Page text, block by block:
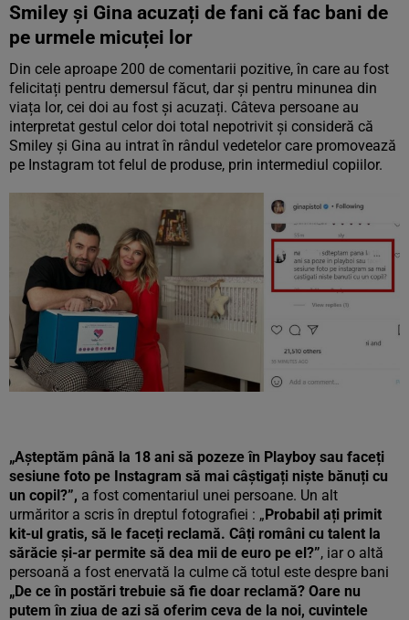
Smiley și Gina acuzați de fani că fac bani de
pe urmele micuței lor
Din cele aproape 200 de comentarii pozitive, în care au fost
felicitați pentru demersul făcut, dar și pentru minunea din
viața lor, cei doi au fost și acuzați. Câteva persoane au
interpretat gestul celor doi total nepotrivit și consideră că
Smiley și Gina au intrat în rândul vedetelor care promovează
pe Instagram tot felul de produse, prin intermediul copiilor.
„Așteptăm până la 18 ani să pozeze în Playboy sau faceți
sesiune foto pe Instagram să mai câștigați niște bănuți cu
un copil?”, a fost comentariul unei persoane. Un alt
urmăritor a scris în dreptul fotografiei : „ Probabil ați primit
kit-ul gratis, să le faceți reclamă. Câți români cu talent la
sărăcie și-ar permite să dea mii de euro pe el?”, iar o altă
persoană a fost enervată la culme că totul este despre bani
„De ce în postări trebuie să fie doar reclamă? Oare nu
putem în ziua de azi să oferim ceva de la noi, cuvintele